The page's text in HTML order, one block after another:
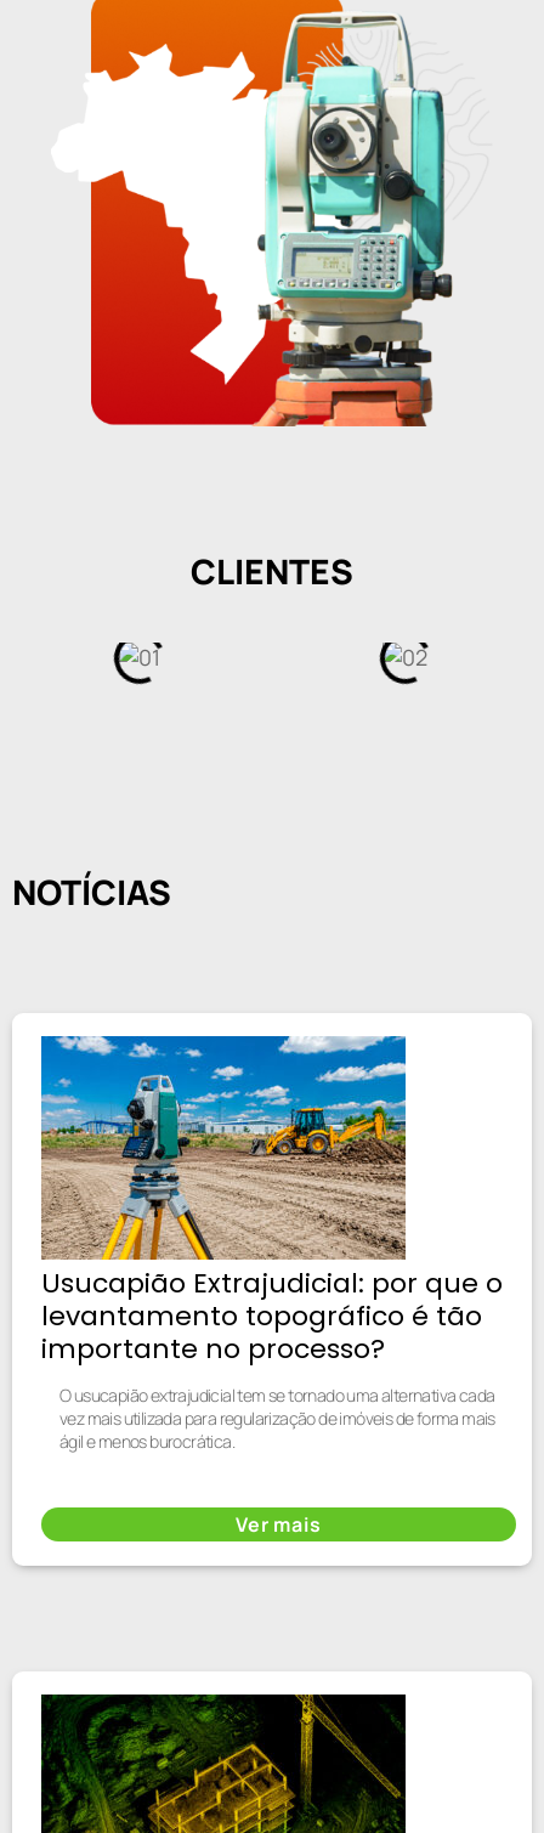
CLIENTES
NOTÍCIAS
Usucapião Extrajudicial: por que o
levantamento topográfico é tão
importante no processo?
O usucapião extrajudicial tem se tornado uma alternativa cada
vez mais utilizada para regularização de imóveis de forma mais
ágil e menos burocrática.
Ver mais